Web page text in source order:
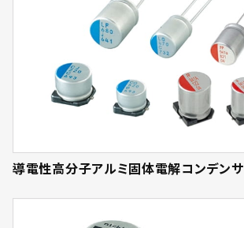
導電性高分子アルミ固体電解コンデンサ